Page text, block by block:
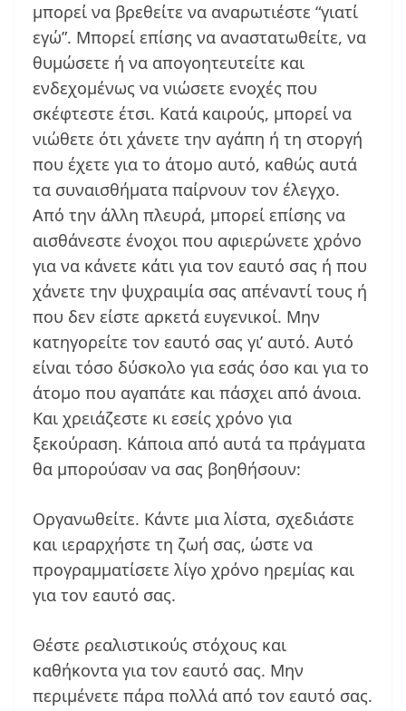
μπορεί να βρεθείτε να αναρωτιέστε “γιατί
εγώ”. Μπορεί επίσης να αναστατωθείτε, να
θυμώσετε ή να απογοητευτείτε και
ενδεχομένως να νιώσετε ενοχές που
σκέφτεστε έτσι. Κατά καιρούς, μπορεί να
νιώθετε ότι χάνετε την αγάπη ή τη στοργή
που έχετε για το άτομο αυτό, καθώς αυτά
τα συναισθήματα παίρνουν τον έλεγχο.
Από την άλλη πλευρά, μπορεί επίσης να
αισθάνεστε ένοχοι που αφιερώνετε χρόνο
για να κάνετε κάτι για τον εαυτό σας ή που
χάνετε την ψυχραιμία σας απέναντί τους ή
που δεν είστε αρκετά ευγενικοί. Μην
κατηγορείτε τον εαυτό σας γι’ αυτό. Αυτό
είναι τόσο δύσκολο για εσάς όσο και για το
άτομο που αγαπάτε και πάσχει από άνοια.
Και χρειάζεστε κι εσείς χρόνο για
ξεκούραση. Κάποια από αυτά τα πράγματα
θα μπορούσαν να σας βοηθήσουν:
Οργανωθείτε. Κάντε μια λίστα, σχεδιάστε
και ιεραρχήστε τη ζωή σας, ώστε να
προγραμματίσετε λίγο χρόνο ηρεμίας και
για τον εαυτό σας.
Θέστε ρεαλιστικούς στόχους και
καθήκοντα για τον εαυτό σας. Μην
περιμένετε πάρα πολλά από τον εαυτό σας.